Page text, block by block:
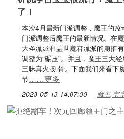
了！
本次4月最新门派调整，魔王的
门派调整后魔王的最新情况。在
大圣流派和盖世魔君流派的崩摧
调整为“碾压”。并且，魔王三大
三昧真火·刻骨。下面我们来看下
节……更多
2023-05-13 14:07:00 魔王,宝